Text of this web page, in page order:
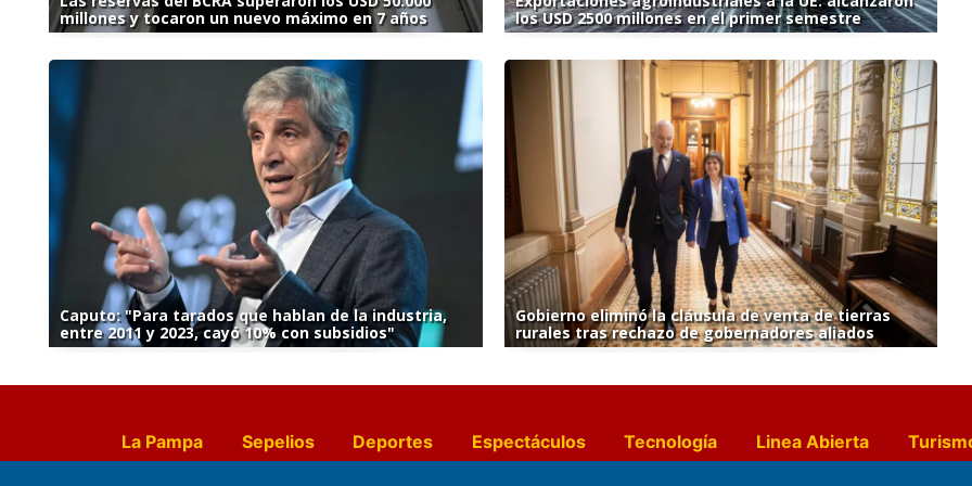
millones y tocaron un nuevo máximo en 7 años
los USD 2500 millones en el primer semestre
Caputo: "Para tarados que hablan de la industria,
entre 2011 y 2023, cayó 10% con subsidios"
Gobierno eliminó la cláusula de venta de tierras
rurales tras rechazo de gobernadores aliados
La Pampa Sepelios Deportes Espectáculos Tecnología Linea Abierta